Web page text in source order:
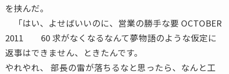
を挟んだ。
「はい、よせばいいのに、営業の勝手な要 OCTOBER
2011 60 求がなくなるなんて夢物語のような仮定に
返事はできません、ときたんです。
やれやれ、 部長の雷が落ちるなと思ったら、なんと工